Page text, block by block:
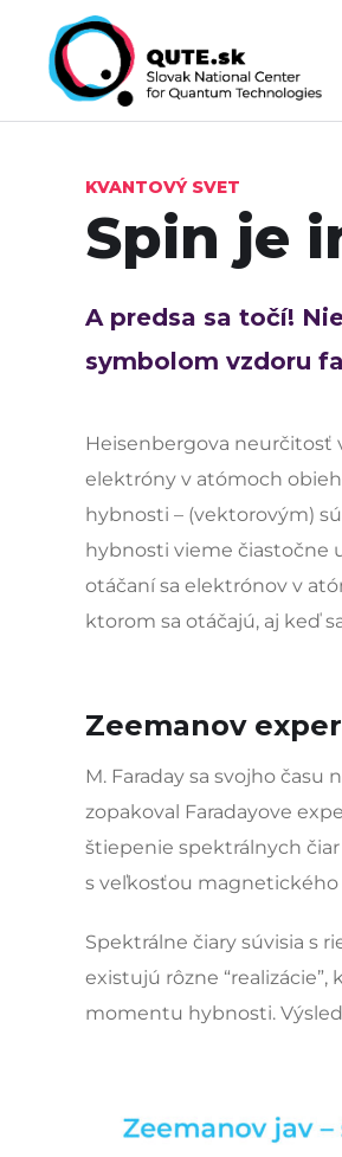
KVANTOVÝ SVET
Spin je
A predsa sa točí!
symbolom vzdoru
Heisenbergova neurčitosť
elektróny v atómoch
hybnosti – (vektorovým)
hybnosti vieme čiastočne
otáčaní sa elektrónov v
ktorom sa otáčajú, aj keď
Zeemanov
M. Faraday sa svojho
zopakoval Faradayove
štiepenie spektrálnych
s veľkosťou
Spektrálne čiary súvisia s
existujú rôzne
momentu hybnosti.